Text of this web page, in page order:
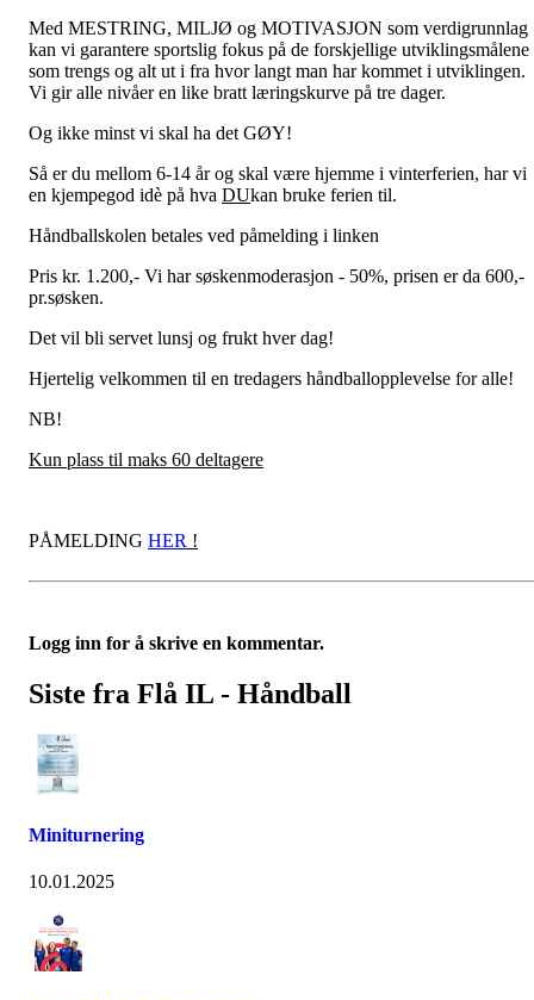
Med MESTRING, MILJØ og MOTIVASJON som verdigrunnlag
kan vi garantere sportslig fokus på de forskjellige utviklingsmålene
som trengs og alt ut i fra hvor langt man har kommet i utviklingen.
Vi gir alle nivåer en like bratt læringskurve på tre dager.
Og ikke minst vi skal ha det GØY!
Så er du mellom 6-14 år og skal være hjemme i vinterferien, har vi
en kjempegod idè på hva DUkan bruke ferien til.
Håndballskolen betales ved påmelding i linken
Pris kr. 1.200,- Vi har søskenmoderasjon - 50%, prisen er da 600,-
pr.søsken.
Det vil bli servet lunsj og frukt hver dag!
Hjertelig velkommen til en tredagers håndballopplevelse for alle!
NB!
Kun plass til maks 60 deltagere
PÅMELDING HER !
Logg inn for å skrive en kommentar.
Siste fra Flå IL - Håndball
Miniturnering
10.01.2025